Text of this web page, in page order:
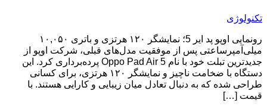
تکنولوژی
رونمایی اوپو پد ایر 5؛ نمایشگر ۱۲۰ هرتزی و باتری ۱۰,۰۵۰
میلی‌آمپرساعتی پس از موفقیت مدل‌های قبلی، شرکت اوپو از
جدیدترین تبلت خود با نام Oppo Pad Air 5 پرده‌برداری کرد. این
دستگاه با ضخامت ناچیز و نمایشگر ۱۲۰ هرتزی، برای کسانی
طراحی شده که به دنبال تعادل میان زیبایی و کارایی هستند. با
قیمت […]